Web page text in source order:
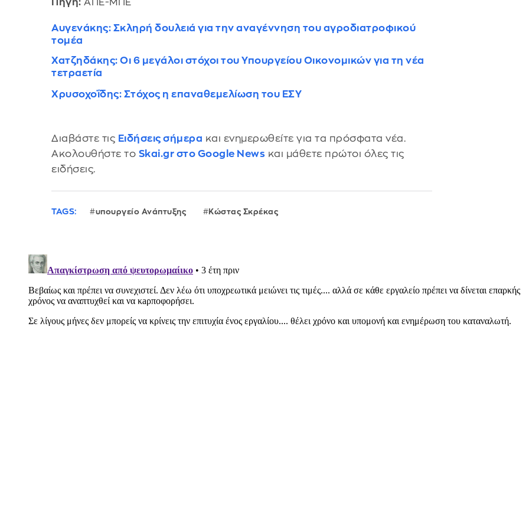
Πηγή: ΑΠΕ-ΜΠΕ
Αυγενάκης: Σκληρή δουλειά για την αναγέννηση του αγροδιατροφικού
τομέα
Χατζηδάκης: Oι 6 μεγάλοι στόχοι του Υπουργείου Οικονομικών για τη νέα
τετραετία
Χρυσοχοΐδης: Στόχος η επαναθεμελίωση του ΕΣΥ
Διαβάστε τις Ειδήσεις σήμερα και ενημερωθείτε για τα πρόσφατα νέα.
Ακολουθήστε το Skai.gr στο Google News και μάθετε πρώτοι όλες τις
ειδήσεις.
TAGS: υπουργείο Ανάπτυξης Κώστας Σκρέκας